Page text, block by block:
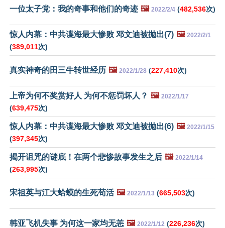
一位太子党：我的奇事和他们的奇迹 🖼️ 2022/2/4 (482,536次)
惊人内幕：中共谍海最大惨败 邓文迪被抛出(7) 🖼️ 2022/2/1
(389,011次)
真实神奇的田三牛转世经历 🖼️ 2022/1/28 (227,410次)
上帝为何不奖赏好人 为何不惩罚坏人？ 🖼️ 2022/1/17
(639,475次)
惊人内幕：中共谍海最大惨败 邓文迪被抛出(6) 🖼️ 2022/1/15
(397,345次)
揭开诅咒的谜底！在两个悲惨故事发生之后 🖼️ 2022/1/14
(263,995次)
宋祖英与江大蛤蟆的生死苟活 🖼️ 2022/1/13 (665,503次)
韩亚飞机失事 为何这一家均无恙 🖼️ 2022/1/12 (226,236次)